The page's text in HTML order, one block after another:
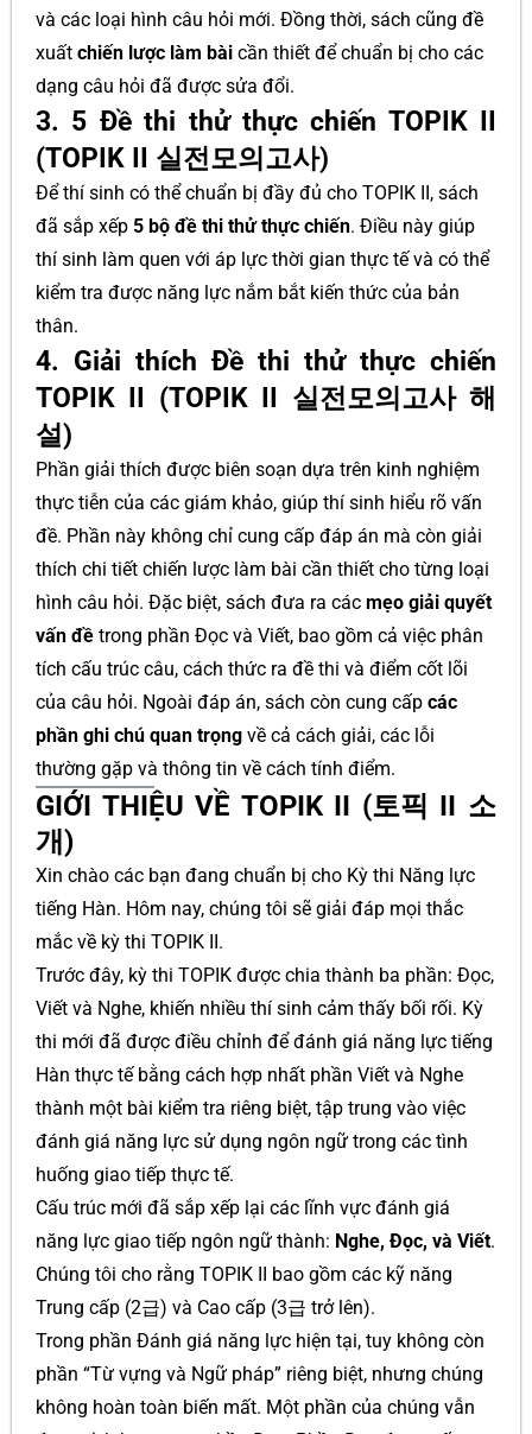
và các loại hình câu hỏi mới. Đồng thời, sách cũng đề
xuất chiến lược làm bài cần thiết để chuẩn bị cho các
dạng câu hỏi đã được sửa đổi.
3. 5 Đề thi thử thực chiến TOPIK II
(TOPIK II 실전모의고사)
Để thí sinh có thể chuẩn bị đầy đủ cho TOPIK II, sách
đã sắp xếp 5 bộ đề thi thử thực chiến. Điều này giúp
thí sinh làm quen với áp lực thời gian thực tế và có thể
kiểm tra được năng lực nắm bắt kiến thức của bản
thân.
4. Giải thích Đề thi thử thực chiến
TOPIK II (TOPIK II 실전모의고사 해
설)
Phần giải thích được biên soạn dựa trên kinh nghiệm
thực tiễn của các giám khảo, giúp thí sinh hiểu rõ vấn
đề. Phần này không chỉ cung cấp đáp án mà còn giải
thích chi tiết chiến lược làm bài cần thiết cho từng loại
hình câu hỏi. Đặc biệt, sách đưa ra các mẹo giải quyết
vấn đề trong phần Đọc và Viết, bao gồm cả việc phân
tích cấu trúc câu, cách thức ra đề thi và điểm cốt lõi
của câu hỏi. Ngoài đáp án, sách còn cung cấp các
phần ghi chú quan trọng về cả cách giải, các lỗi
thường gặp và thông tin về cách tính điểm.
GIỚI THIỆU VỀ TOPIK II (토픽 II 소
개)
Xin chào các bạn đang chuẩn bị cho Kỳ thi Năng lực
tiếng Hàn. Hôm nay, chúng tôi sẽ giải đáp mọi thắc
mắc về kỳ thi TOPIK II.
Trước đây, kỳ thi TOPIK được chia thành ba phần: Đọc,
Viết và Nghe, khiến nhiều thí sinh cảm thấy bối rối. Kỳ
thi mới đã được điều chỉnh để đánh giá năng lực tiếng
Hàn thực tế bằng cách hợp nhất phần Viết và Nghe
thành một bài kiểm tra riêng biệt, tập trung vào việc
đánh giá năng lực sử dụng ngôn ngữ trong các tình
huống giao tiếp thực tế.
Cấu trúc mới đã sắp xếp lại các lĩnh vực đánh giá
năng lực giao tiếp ngôn ngữ thành: Nghe, Đọc, và Viết.
Chúng tôi cho rằng TOPIK II bao gồm các kỹ năng
Trung cấp (2급) và Cao cấp (3급 trở lên).
Trong phần Đánh giá năng lực hiện tại, tuy không còn
phần “Từ vựng và Ngữ pháp” riêng biệt, nhưng chúng
không hoàn toàn biến mất. Một phần của chúng vẫn